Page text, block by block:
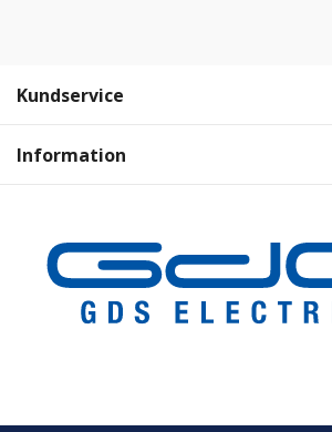
Kundservice
Information